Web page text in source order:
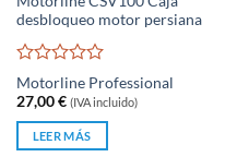
desbloqueo motor persiana
Valorado
con
0
5
Motorline Professional
27,00€ (IVA incluido)
LEER MÁS